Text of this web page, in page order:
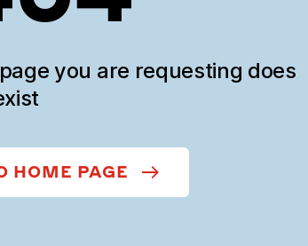
you are requesting does
HOME PAGE